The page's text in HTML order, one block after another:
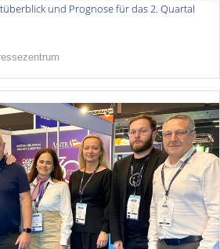
und Prognose für das 2. Quartal